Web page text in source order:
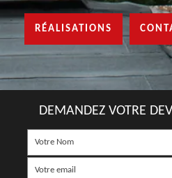
RÉALISATIONS
DEMANDEZ VOTRE